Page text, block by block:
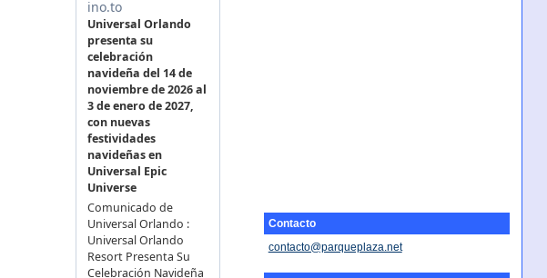
Contacto
contacto@parqueplaza.net